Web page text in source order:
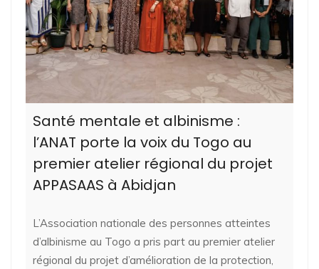
Santé mentale et albinisme :
l’ANAT porte la voix du Togo au
premier atelier régional du projet
APPASAAS à Abidjan
L’Association nationale des personnes atteintes
d’albinisme au Togo a pris part au premier atelier
régional du projet d’amélioration de la protection,